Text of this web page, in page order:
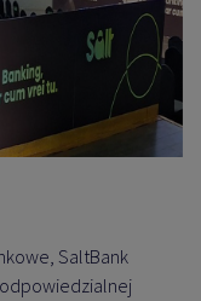
SaltBank